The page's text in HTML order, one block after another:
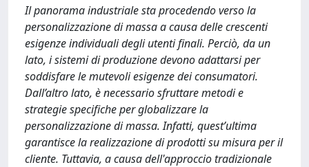
Il panorama industriale sta procedendo verso la
personalizzazione di massa a causa delle crescenti
esigenze individuali degli utenti finali. Perciò, da un
lato, i sistemi di produzione devono adattarsi per
soddisfare le mutevoli esigenze dei consumatori.
Dall’altro lato, è necessario sfruttare metodi e
strategie specifiche per globalizzare la
personalizzazione di massa. Infatti, quest’ultima
garantisce la realizzazione di prodotti su misura per il
cliente. Tuttavia, a causa dell'approccio tradizionale